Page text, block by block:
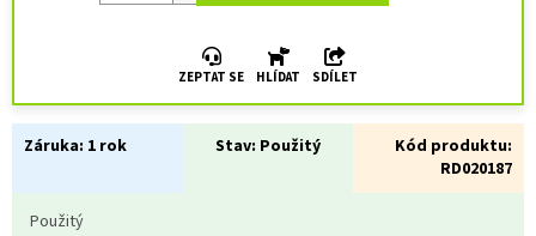
ZEPTAT SE HLÍDAT SDÍLET
Záruka: 1 rok Stav: Použitý
Kód produktu:
RD020187
Použitý